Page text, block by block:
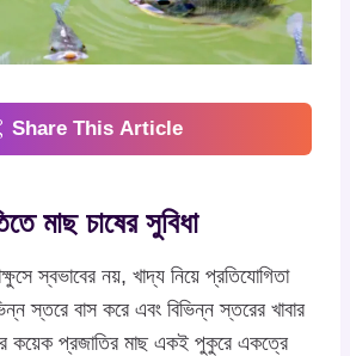
Share This Article
মাছ চাষের সুবিধা
স্বভাবের নয়, খাদ্য নিয়ে প্রতিযোগিতা
স্তরে বাস করে এবং বিভিন্ন স্তরের খাবার
কয়েক প্রজাতির মাছ একই পুকুরে একত্রে